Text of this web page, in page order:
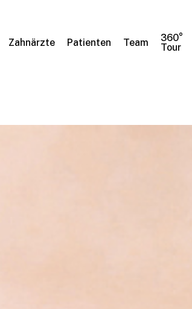
Zahnärzte Patienten Team
360°
Tour